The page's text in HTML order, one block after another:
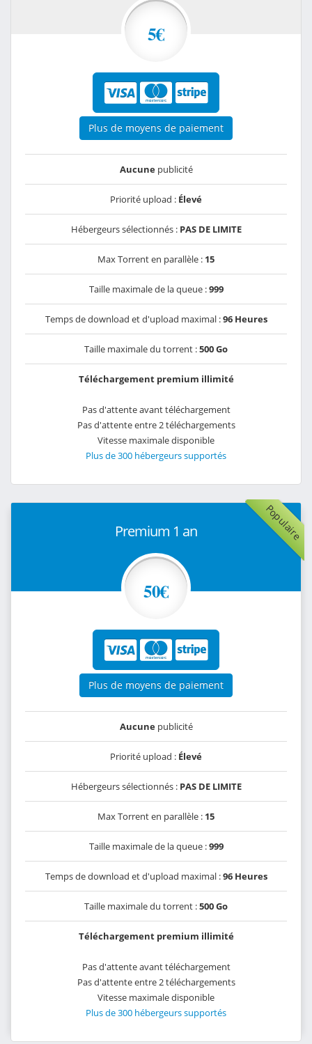
5€
Plus de moyens de paiement
Aucunepublicité
Priorité upload : Élevé
Hébergeurs sélectionnés : PAS DE LIMITE
Max Torrent en parallèle : 15
Taille maximale de la queue :999
Temps de download et d'upload maximal :96 Heures
Taille maximale du torrent :500 Go
Téléchargement premium illimité
Pas d'attente avant téléchargement
Pas d'attente entre 2 téléchargements
Vitesse maximale disponible
Plus de 300 hébergeurs supportés
Populaire
Premium 1 an
50€
Plus de moyens de paiement
Aucunepublicité
Priorité upload : Élevé
Hébergeurs sélectionnés : PAS DE LIMITE
Max Torrent en parallèle : 15
Taille maximale de la queue :999
Temps de download et d'upload maximal :96 Heures
Taille maximale du torrent :500 Go
Téléchargement premium illimité
Pas d'attente avant téléchargement
Pas d'attente entre 2 téléchargements
Vitesse maximale disponible
Plus de 300 hébergeurs supportés